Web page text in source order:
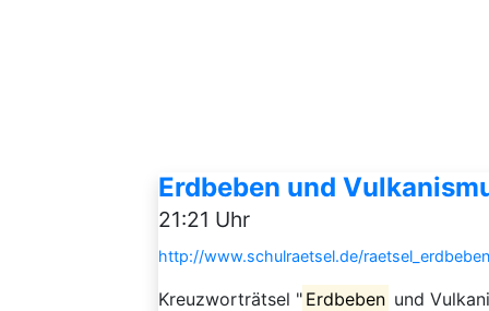
Erdbeben und
21:21 Uhr
http://www.schulraetsel.de/
Kreuzworträtsel " Erdbeben und